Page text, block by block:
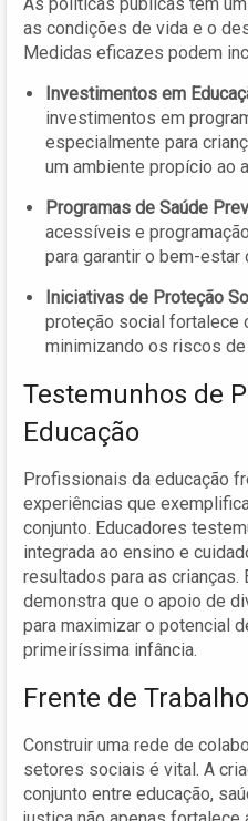
as condições de vida e o
Medidas eficazes podem
Investimentos em
investimentos em
especialmente para
um ambiente propício ao
Programas de Saúde
acessíveis e
para garantir o bem-estar
Iniciativas de Proteção
proteção social fortalece
minimizando os riscos
Testemunhos de
Educação
Profissionais da educação
experiências que
conjunto. Educadores
integrada ao ensino e
resultados para as crianças.
demonstra que o apoio de
para maximizar o potencial
primeiríssima infância.
Frente de
Construir uma rede de
setores sociais é vital. A
conjunto entre educação,